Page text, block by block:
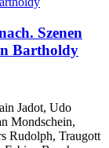
Szenen
Bartholdy
Jadot, Udo
Mondschein,
Rudolph, Traugott